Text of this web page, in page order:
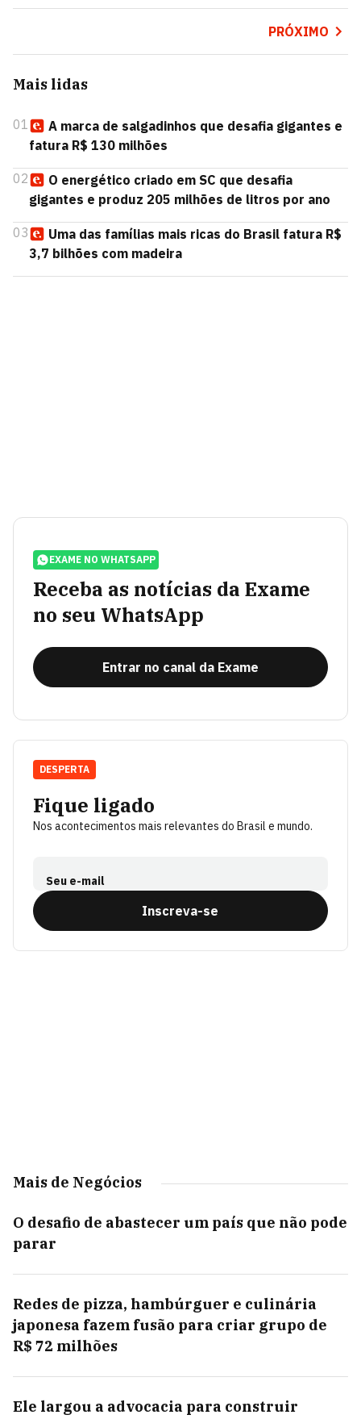
PRÓXIMO
Mais lidas
01
A marca de salgadinhos que desafia gigantes e
fatura R$ 130 milhões
02
O energético criado em SC que desafia
gigantes e produz 205 milhões de litros por ano
03
Uma das famílias mais ricas do Brasil fatura R$
3,7 bilhões com madeira
EXAME NO WHATSAPP
Receba as notícias da Exame
no seu WhatsApp
Entrar no canal da Exame
Fique ligado
Nos acontecimentos mais relevantes do Brasil e mundo.
Seu e-mail
Inscreva-se
DESPERTA
Mais de Negócios
O desafio de abastecer um país que não pode
parar
Redes de pizza, hambúrguer e culinária
japonesa fazem fusão para criar grupo de
R$ 72 milhões
Ele largou a advocacia para construir